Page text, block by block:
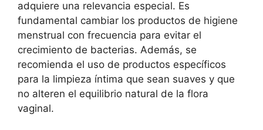
adquiere una relevancia especial. Es
fundamental cambiar los productos de higiene
menstrual con frecuencia para evitar el
crecimiento de bacterias. Además, se
recomienda el uso de productos específicos
para la limpieza íntima que sean suaves y que
no alteren el equilibrio natural de la flora
vaginal.